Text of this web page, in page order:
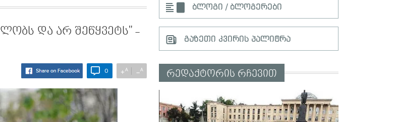
და არ შეწყვეტს" -
0 +A −A
ბლოგი / ბლოგერები
გაზეთი კვირის პალიტრა
რედაქტორის რჩევით